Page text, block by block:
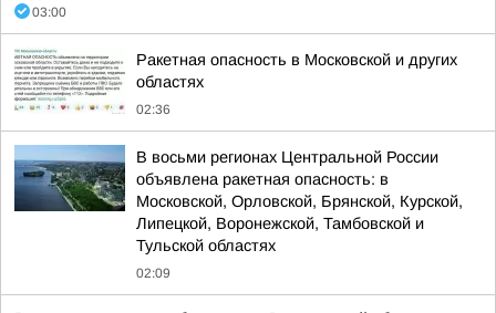
03:00
Ракетная опасность в Московской и других
областях
02:36
В восьми регионах Центральной России
объявлена ракетная опасность: в
Московской, Орловской, Брянской, Курской,
Липецкой, Воронежской, Тамбовской и
Тульской областях
02:09